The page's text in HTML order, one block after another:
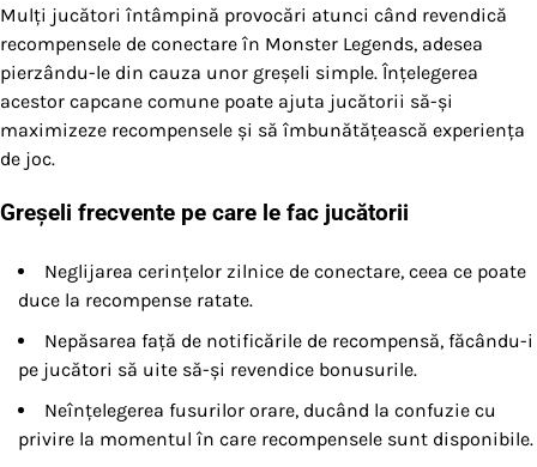
Mulți jucători întâmpină provocări atunci când revendică
recompensele de conectare în Monster Legends, adesea
pierzându-le din cauza unor greșeli simple. Înțelegerea
acestor capcane comune poate ajuta jucătorii să-și
maximizeze recompensele și să îmbunătățească experiența
de joc.
Greșeli frecvente pe care le fac jucătorii
Neglijarea cerințelor zilnice de conectare, ceea ce poate
duce la recompense ratate.
Nepăsarea față de notificările de recompensă, făcându-i
pe jucători să uite să-și revendice bonusurile.
Neînțelegerea fusurilor orare, ducând la confuzie cu
privire la momentul în care recompensele sunt disponibile.